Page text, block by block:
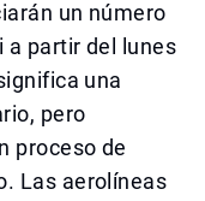
un número
a partir del lunes
una
pero
proceso de
Las aerolíneas